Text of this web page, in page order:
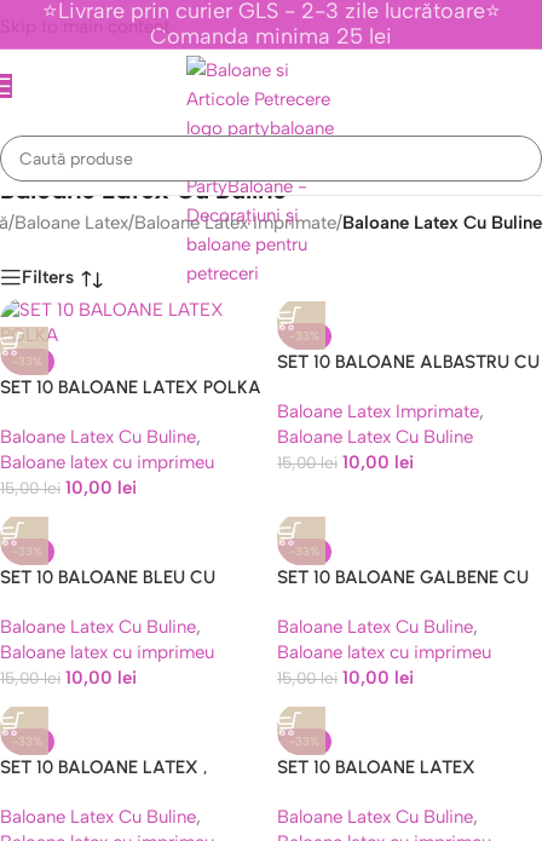
Skip to main content
⭐Livrare prin curier GLS - 2-3 zile lucrătoare⭐
Comanda minima 25 lei
Baloane Latex Cu Buline
/Baloane Latex/Baloane Latex Imprimate/Baloane Latex Cu Buline
Caută
Filters
-33%
SET 10 BALOANE LATEX POLKA
CM
Baloane Latex Cu Buline,
Baloane latex cu imprimeu
15,00lei 10,00 lei
-33%
SET 10 BALOANE ALBASTRU CU
Baloane Latex Imprimate,
Baloane Latex Cu Buline
15,00lei 10,00 lei
-33%
SET 10 BALOANE BLEU CU
Baloane Latex Cu Buline,
Baloane latex cu imprimeu
15,00lei 10,00 lei
-33%
SET 10 BALOANE GALBENE CU
Baloane Latex Cu Buline,
Baloane latex cu imprimeu
15,00lei 10,00 lei
-33%
SET 10 BALOANE LATEX ,
CM
Baloane Latex Cu Buline,
-33%
SET 10 BALOANE LATEX
NEGRU CU BULINE ALBE – 30
Baloane Latex Cu Buline,